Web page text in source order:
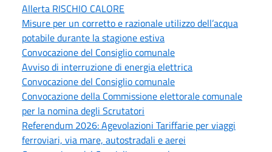
Allerta RISCHIO CALORE
Misure per un corretto e razionale utilizzo dell’acqua
potabile durante la stagione estiva
Convocazione del Consiglio comunale
Avviso di interruzione di energia elettrica
Convocazione del Consiglio comunale
Convocazione della Commissione elettorale comunale
per la nomina degli Scrutatori
Referendum 2026: Agevolazioni Tariffarie per viaggi
ferroviari, via mare, autostradali e aerei